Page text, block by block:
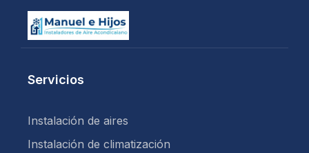
Servicios
Instalación de aires
Instalación de climatización